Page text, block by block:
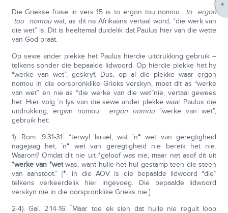
Die Griekse frase in vers 15 is to ergon tou nomou to ergon
tou nomouwat, as dit na Afrikaans vertaal word, “die werk van
die wet” is. Dit is heeltemal duidelik dat Paulus hier van die wette
van God praat.
Op sewe ander plekke het Paulus hierdie uitdrukking gebruik –
telkens sonder die bepaalde lidwoord. Op hierdie plekke het hy
“werke van wet”, geskryf. Dus, op al die plekke waar ergon
nomou in die oorspronklike Grieks verskyn, moet dit as “werke
van wet” en nie as “die werke van die wet”nie, vertaal gewees
het. Hier volg `n lys van die sewe ander plekke waar Paulus die
uitdrukking, ergwn nomou ergon nomou“werke van wet”,
gebruik het:
1). Rom. 9:31-31: “terwyl Israel, wat `n* wet van geregtigheid
nagejaag het, `n* wet van geregtigheid nie bereik het nie.
Waarom? Omdat dit nie uit *geloof was nie, maar net asof dit uit
*werke van *wetwas; want hulle het hul gestamp teen die steen
van aanstoot.” [*- in die AOV is die bepaalde lidwoord “die”
telkens verkeerdelik hier ingevoeg. Die bepaalde lidwoord
verskyn nie in die oorspronklike Grieks nie.]
2-4). Gal. 2:14-16:“Maar toe ek sien dat hulle nie reguit loop